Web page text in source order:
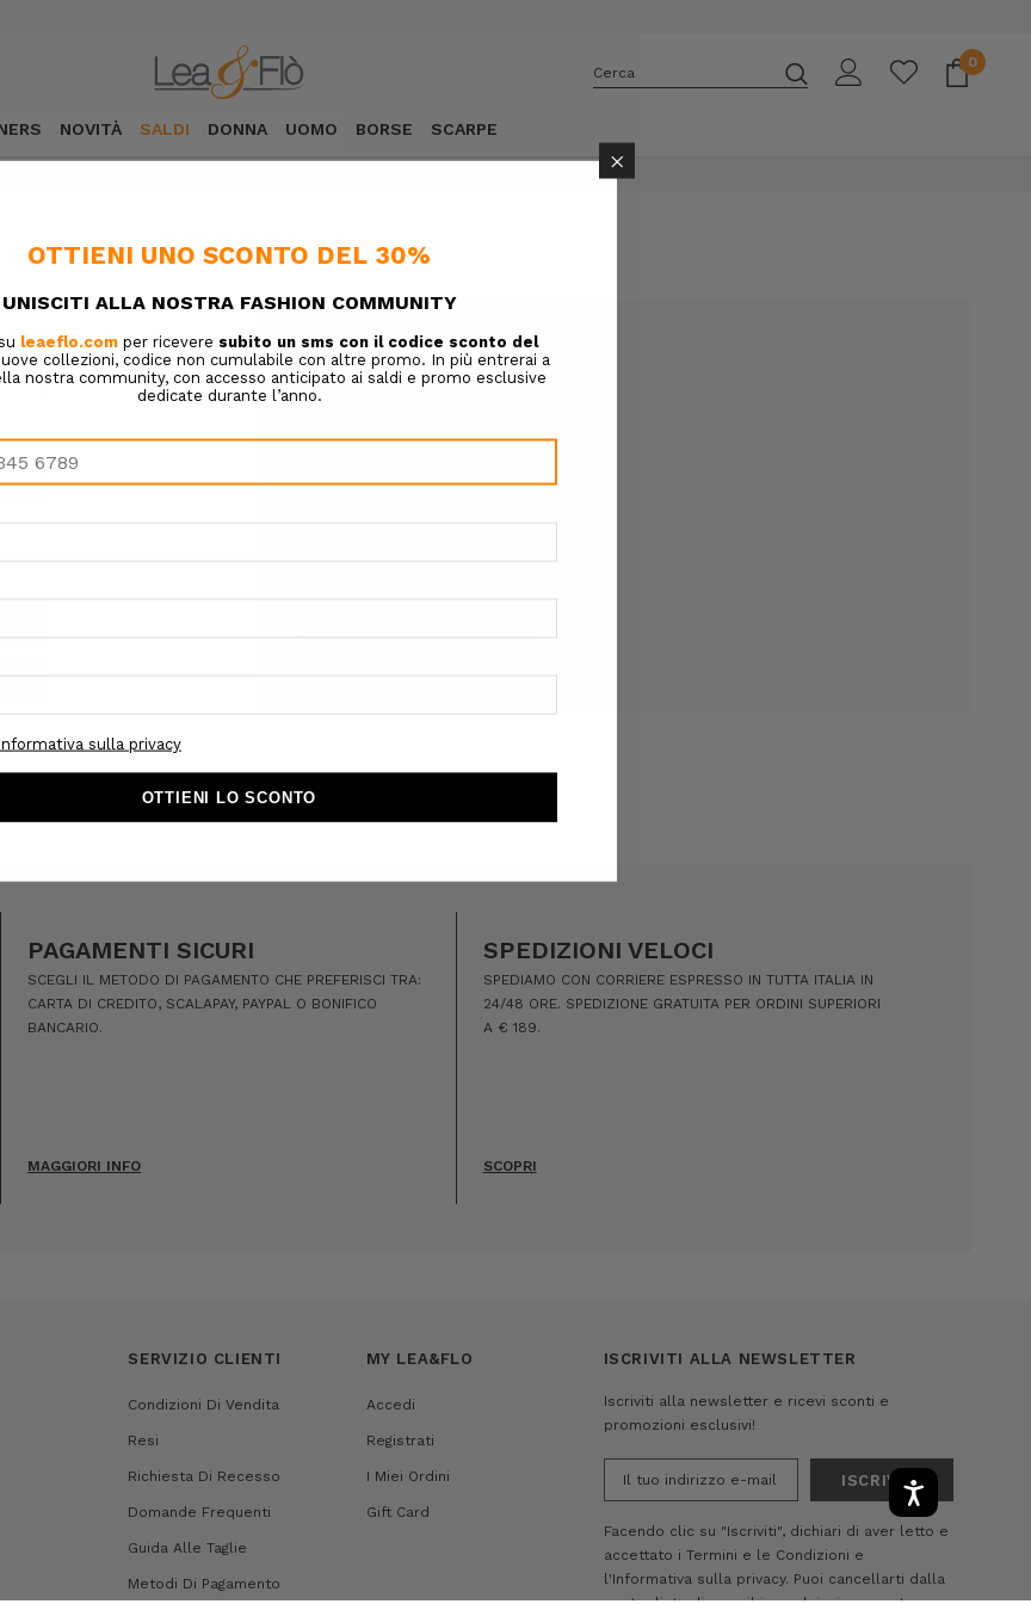
Cerca
0
NOVITÀ SALDI DONNA UOMO BORSE SCARPE
ACCEDI
NUOVO CLIENTE?
Crea un account con noi e sarai in grado di:
Completare gli acquisti più velocemente
PAGAMENTI SICURI
SCEGLI IL METODO DI PAGAMENTO CHE PREFERISCI TRA:
CARTA DI CREDITO, SCALAPAY, PAYPAL O BONIFICO
BANCARIO.
MAGGIORI INFO
SPEDIZIONI VELOCI
SPEDIAMO CON CORRIERE ESPRESSO IN TUTTA ITALIA IN
24/48 ORE. SPEDIZIONE GRATUITA PER ORDINI SUPERIORI
A € 189.
SCOPRI
SERVIZIO CLIENTI
Condizioni Di Vendita
Resi
Richiesta Di Recesso
Domande Frequenti
Guida Alle Taglie
Metodi Di Pagamento
MY LEA&FLO
Accedi
Registrati
I Miei Ordini
Gift Card
ISCRIVITI ALLA NEWSLETTER
Iscriviti alla newsletter e ricevi sconti e
promozioni esclusivi!
Facendo clic su "Iscriviti", dichiari di aver letto e
accettato i Termini e le Condizioni e
l'Informativa sulla privacy. Puoi cancellarti dalla
×